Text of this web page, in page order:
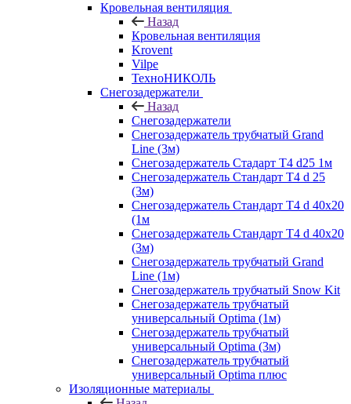
Кровельная вентиляция
Назад
Кровельная вентиляция
Krovent
Vilpe
ТехноНИКОЛЬ
Снегозадержатели
Назад
Снегозадержатели
Снегозадержатель трубчатый Grand
Line (3м)
Снегозадержатель Стадарт Т4 d25 1м
Снегозадержатель Стандарт Т4 d 25
(3м)
Снегозадержатель Стандарт Т4 d 40х20
(1м
Снегозадержатель Стандарт Т4 d 40х20
(3м)
Снегозадержатель трубчатый Grand
Line (1м)
Снегозадержатель трубчатый Snow Kit
Снегозадержатель трубчатый
универсальный Optima (1м)
Снегозадержатель трубчатый
универсальный Optima (3м)
Снегозадержатель трубчатый
универсальный Optima плюс
Изоляционные материалы